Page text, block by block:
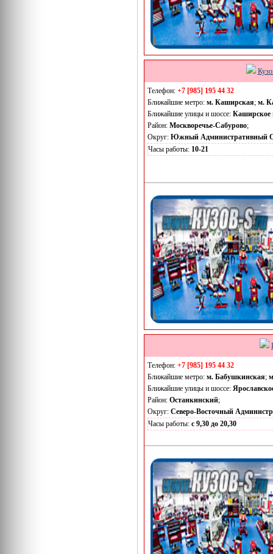
Телефон: +7 [985] 195 44 32
Ближайшие метро: м. Каширская; м.
Ближайшие улицы и шоссе: Каширское
Район: Москворечье-Сабурово;
Округ: Южный Административный
Часы работы: 10-21
Телефон: +7 [985] 195 44 32
Ближайшие метро: м. Бабушкинская;
Ближайшие улицы и шоссе:
Район: Останкинский;
Округ: Северо-Восточный
Часы работы: с 9,30 до 20,30